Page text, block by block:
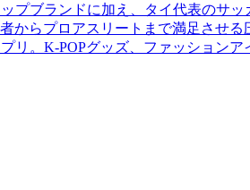
プブランドに加え、タイ代表のサ
からプロアスリートまで満足させ
。K-POPグッズ、ファッション